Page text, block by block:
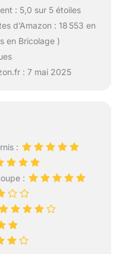
: 5,0 sur 5 étoiles
d’Amazon : 18 553 en
en Bricolage )
: 7 mai 2025
:
: